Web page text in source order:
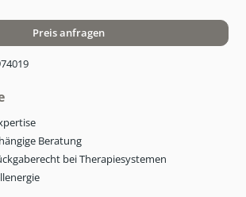
Preis anfragen
Beratung
bei Therapiesystemen